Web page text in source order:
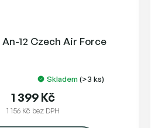
12 Czech Air Force
Skladem (>3 ks)
1 156 Kč bez DPH
1 399 Kč